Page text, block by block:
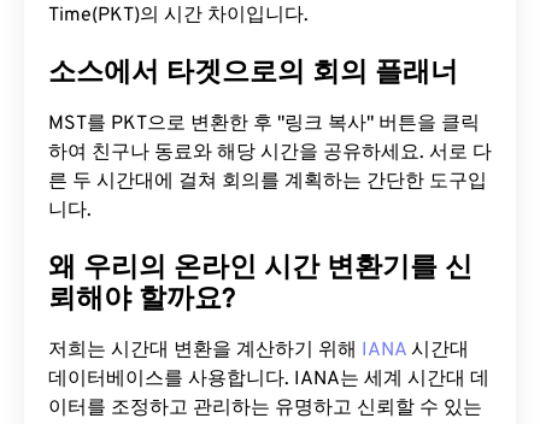
Time(PKT)의 시간 차이입니다.
소스에서 타겟으로의 회의 플래너
MST를 PKT으로 변환한 후 "링크 복사" 버튼을 클릭
하여 친구나 동료와 해당 시간을 공유하세요. 서로 다
른 두 시간대에 걸쳐 회의를 계획하는 간단한 도구입
니다.
왜 우리의 온라인 시간 변환기를 신
뢰해야 할까요?
저희는 시간대 변환을 계산하기 위해 IANA 시간대
데이터베이스를 사용합니다. IANA는 세계 시간대 데
이터를 조정하고 관리하는 유명하고 신뢰할 수 있는